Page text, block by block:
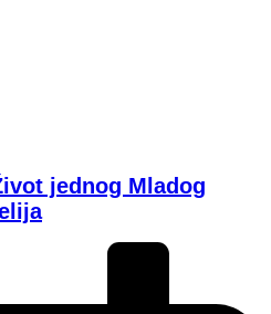
jednog Mladog